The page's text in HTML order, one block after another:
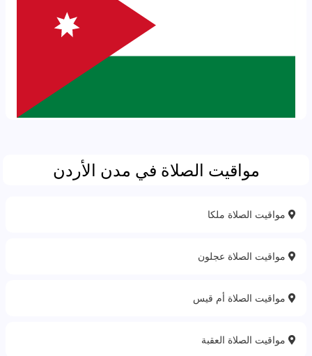
مواقيت الصلاة في مدن الأردن
مواقيت الصلاة ملكا
مواقيت الصلاة عجلون
مواقيت الصلاة أم قيس
مواقيت الصلاة العقبة